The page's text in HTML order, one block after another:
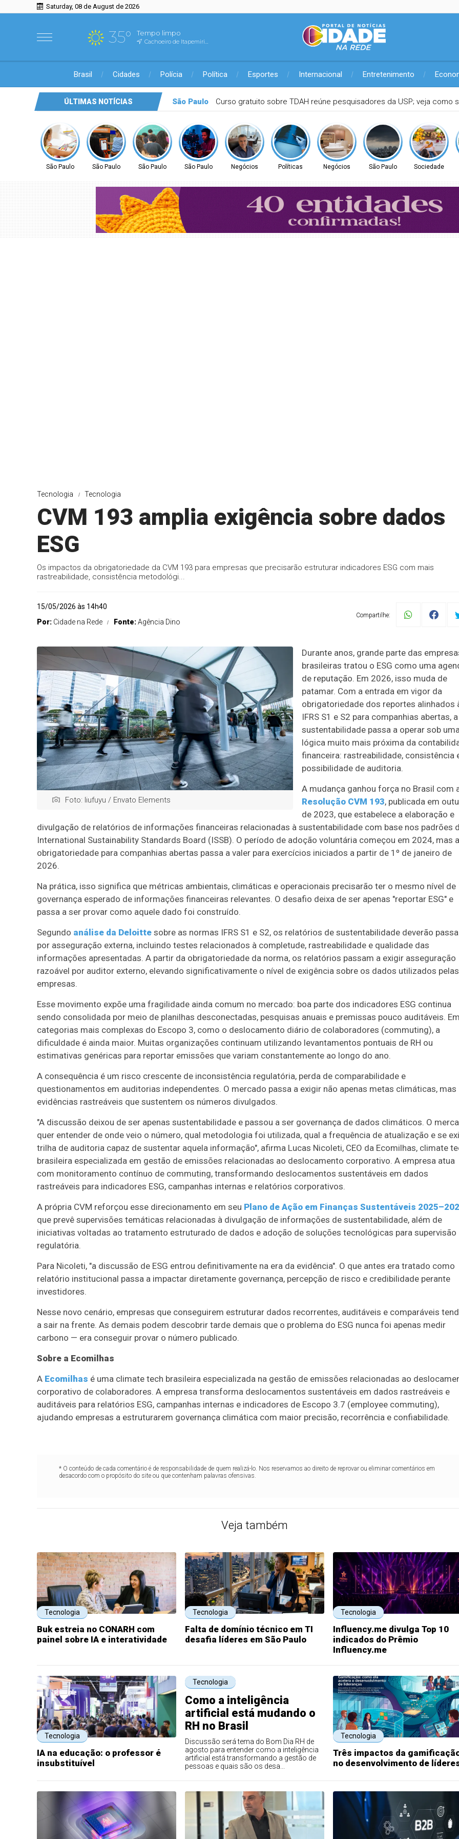
Saturday, 08 de August de 2026
35° Tempo limpo
Cachoeiro de Itapemirim, ES
Brasil Cidades Polícia Política Esportes Internacional Entretenimento
ÚLTIMAS NOTÍCIAS São Paulo Sem tempo de ir ao Poupatempo? Veja estações de Metrô com
São Paulo São Paulo São Paulo São Paulo Negócios Políticas Negócios São Paulo Sociedade
Tecnologia Tecnologia
CVM 193 amplia exigência sobre dados
ESG
Os impactos da obrigatoriedade da CVM 193 para empresas que precisarão estruturar indicadores ESG com mais
rastreabilidade, consistência metodológi...
15/05/2026 às 14h40
Por: Cidade na Rede Fonte:Agência Dino
Compartilhe:
Foto: liufuyu / Envato Elements
Durante anos, grande parte das
brasileiras tratou o ESG como uma
de reputação. Em 2026, isso muda de
patamar. Com a entrada em vigor da
obrigatoriedade dos reportes alinhados
IFRS S1 e S2 para companhias abertas, a
sustentabilidade passa a operar sob
lógica muito mais próxima da
financeira: rastreabilidade, consistência
possibilidade de auditoria.
A mudança ganhou força no Brasil com
Resolução CVM 193, publicada em
de 2023, que estabelece a elaboração e
divulgação de relatórios de informações financeiras relacionadas à sustentabilidade com base nos padrões
International Sustainability Standards Board (ISSB). O período de adoção voluntária começou em 2024, mas a
obrigatoriedade para companhias abertas passa a valer para exercícios iniciados a partir de 1º de janeiro de
2026.
Na prática, isso significa que métricas ambientais, climáticas e operacionais precisarão ter o mesmo nível de
governança esperado de informações financeiras relevantes. O desafio deixa de ser apenas "reportar ESG" e
passa a ser provar como aquele dado foi construído.
Segundo análise da Deloitte sobre as normas IFRS S1 e S2, os relatórios de sustentabilidade deverão
por asseguração externa, incluindo testes relacionados à completude, rastreabilidade e qualidade das
informações apresentadas. A partir da obrigatoriedade da norma, os relatórios passam a exigir asseguração
razoável por auditor externo, elevando significativamente o nível de exigência sobre os dados utilizados pelas
empresas.
Esse movimento expõe uma fragilidade ainda comum no mercado: boa parte dos indicadores ESG continua
sendo consolidada por meio de planilhas desconectadas, pesquisas anuais e premissas pouco auditáveis.
categorias mais complexas do Escopo 3, como o deslocamento diário de colaboradores (commuting), a
dificuldade é ainda maior. Muitas organizações continuam utilizando levantamentos pontuais de RH ou
estimativas genéricas para reportar emissões que variam constantemente ao longo do ano.
A consequência é um risco crescente de inconsistência regulatória, perda de comparabilidade e
questionamentos em auditorias independentes. O mercado passa a exigir não apenas metas climáticas, mas
evidências rastreáveis que sustentem os números divulgados.
"A discussão deixou de ser apenas sustentabilidade e passou a ser governança de dados climáticos. O
quer entender de onde veio o número, qual metodologia foi utilizada, qual a frequência de atualização e se
trilha de auditoria capaz de sustentar aquela informação", afirma Lucas Nicoleti, CEO da Ecomilhas, climate
brasileira especializada em gestão de emissões relacionadas ao deslocamento corporativo. A empresa atua
com monitoramento contínuo de commuting, transformando deslocamentos sustentáveis em dados
rastreáveis para indicadores ESG, campanhas internas e relatórios corporativos.
A própria CVM reforçou esse direcionamento em seu Plano de Ação em Finanças Sustentáveis
que prevê supervisões temáticas relacionadas à divulgação de informações de sustentabilidade, além de
iniciativas voltadas ao tratamento estruturado de dados e adoção de soluções tecnológicas para supervisão
regulatória.
Para Nicoleti, "a discussão de ESG entrou definitivamente na era da evidência". O que antes era tratado como
relatório institucional passa a impactar diretamente governança, percepção de risco e credibilidade perante
investidores.
Nesse novo cenário, empresas que conseguirem estruturar dados recorrentes, auditáveis e comparáveis
a sair na frente. As demais podem descobrir tarde demais que o problema do ESG nunca foi apenas medir
carbono — era conseguir provar o número publicado.
Sobre a Ecomilhas
A Ecomilhas é uma climate tech brasileira especializada na gestão de emissões relacionadas ao
corporativo de colaboradores. A empresa transforma deslocamentos sustentáveis em dados rastreáveis e
auditáveis para relatórios ESG, campanhas internas e indicadores de Escopo 3.7 (employee commuting),
ajudando empresas a estruturarem governança climática com maior precisão, recorrência e confiabilidade.
* O conteúdo de cada comentário é de responsabilidade de quem realizá-lo. Nos reservamos ao direito de reprovar ou eliminar comentários em
desacordo com o propósito do site ou que contenham palavras ofensivas.
Veja também
Tecnologia
Buk estreia no CONARH com
painel sobre IA e interatividade
Tecnologia
Falta de domínio técnico em TI
desafia líderes em São Paulo
Tecnologia
Influency.me divulga Top 10
indicados do Prêmio
Influency.me
Tecnologia
IA na educação: o professor é
insubstituível
Tecnologia
Como a inteligência
artificial está mudando o
RH no Brasil
Discussão será tema do Bom Dia RH de
agosto para entender como a inteligência
artificial está transformando a gestão de
pessoas e quais são os desa...
Tecnologia
Três impactos da
no desenvolvimento de